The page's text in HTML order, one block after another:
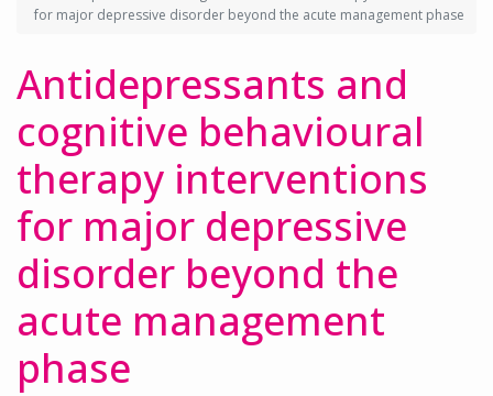
for major depressive disorder beyond the acute management phase
Antidepressants and
cognitive behavioural
therapy interventions
for major depressive
disorder beyond the
acute management
phase